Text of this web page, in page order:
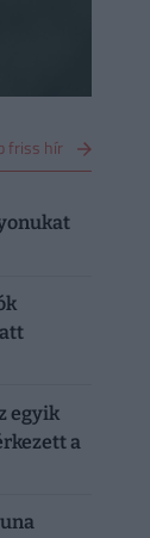
friss hír
egyik
a